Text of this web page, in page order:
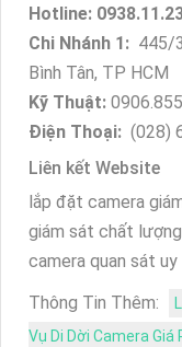
Hotline:
Chi Nhánh 1: 445/
Bình Tân, TP HCM
Kỹ Thuật:
Điện Thoại: (028)
Liên kết Website
lắp đặt camera
giám sát chất
camera quan sát uy
Thông Tin Thêm:
Vụ Di Dời Camera Giá